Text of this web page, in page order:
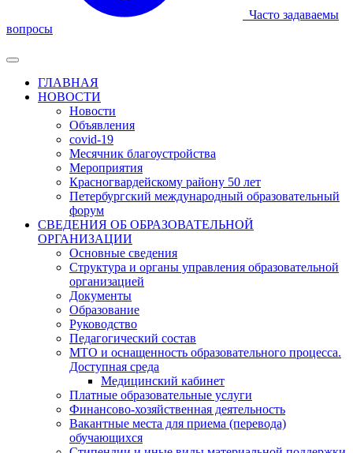
Часто задаваемы
вопросы
ГЛАВНАЯ
НОВОСТИ
Новости
Объявления
covid-19
Месячник благоустройства
Мероприятия
Красногвардейскому району 50 лет
Петербургский международный образовательный
форум
СВЕДЕНИЯ ОБ ОБРАЗОВАТЕЛЬНОЙ
ОРГАНИЗАЦИИ
Основные сведения
Структура и органы управления образовательной
организацией
Документы
Образование
Руководство
Педагогический состав
МТО и оснащенность образовательного процесса.
Доступная среда
Медицинский кабинет
Платные образовательные услуги
Финансово-хозяйственная деятельность
Вакантные места для приема (перевода)
обучающихся